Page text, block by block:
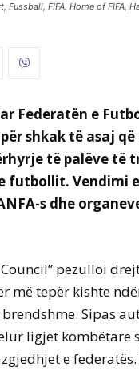
Fussball, FIFA. Home of FIFA,
Federatën e
shkak të asaj që
të palëve të
futbollit. Vendimi
s dhe
pezulloi
më tepër kishte
Sipas
ligjet kombëtare
e federatës.